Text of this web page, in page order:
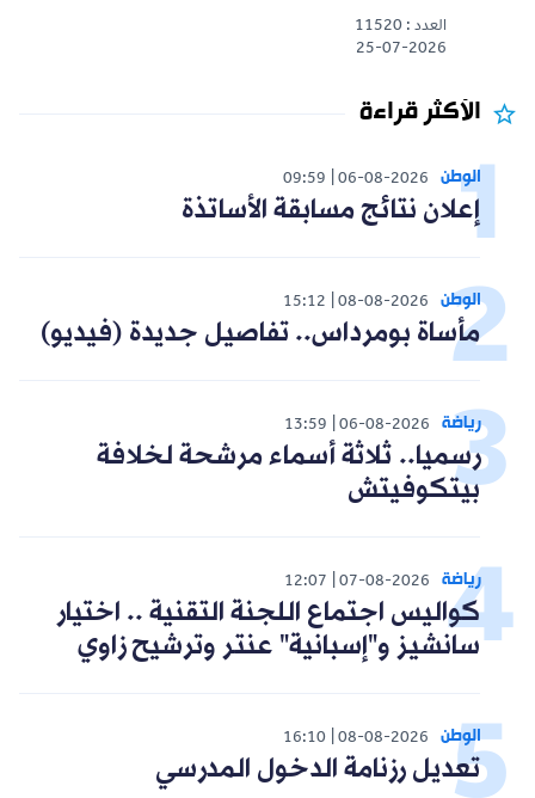
العدد : 11520
25-07-2026
الأكثر قراءة
الوطن 06-08-2026
09:59
إعلان نتائج مسابقة الأساتذة
الوطن 08-08-2026
15:12
مأساة بومرداس.. تفاصيل جديدة (فيديو)
رياضة 06-08-2026
13:59
رسميا.. ثلاثة أسماء مرشحة لخلافة
بيتكوفيتش
رياضة 07-08-2026
12:07
كواليس اجتماع اللجنة التقنية .. اختيار
سانشيز و"إسبانية" عنتر وترشيح زاوي
الوطن 08-08-2026
16:10
تعديل رزنامة الدخول المدرسي